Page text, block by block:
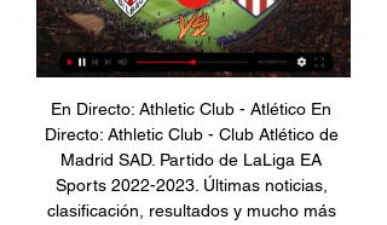
En Directo: Athletic Club - Atlético En
Directo: Athletic Club - Club Atlético de
Madrid SAD. Partido de LaLiga EA
Sports 2022-2023. Últimas noticias,
clasificación, resultados y mucho más